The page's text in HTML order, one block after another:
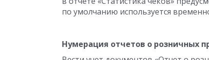
по умолчанию используется
Нумерация отчетов о розничных